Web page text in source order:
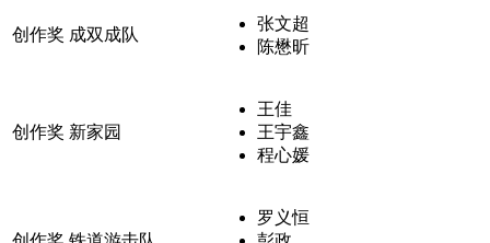
创作奖 成双成队
张文超
陈懋昕
创作奖 新家园
王佳
王宇鑫
程心媛
罗义恒